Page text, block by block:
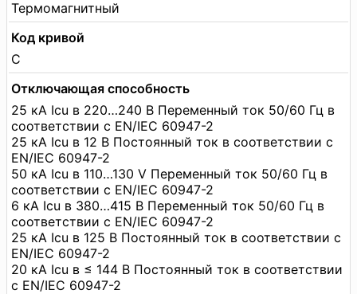
Термомагнитный
Код кривой
С
Отключающая способность
25 кА Icu в 220…240 В Переменный ток 50/60 Гц в
соответствии с EN/IEC 60947-2
25 кА Icu в 12 В Постоянный ток в соответствии с
EN/IEC 60947-2
50 кА Icu в 110…130 V Переменный ток 50/60 Гц в
соответствии с EN/IEC 60947-2
6 кА Icu в 380…415 В Переменный ток 50/60 Гц в
соответствии с EN/IEC 60947-2
25 кА Icu в 125 В Постоянный ток в соответствии с
EN/IEC 60947-2
20 кА Icu в ≤ 144 В Постоянный ток в соответствии
с EN/IEC 60947-2